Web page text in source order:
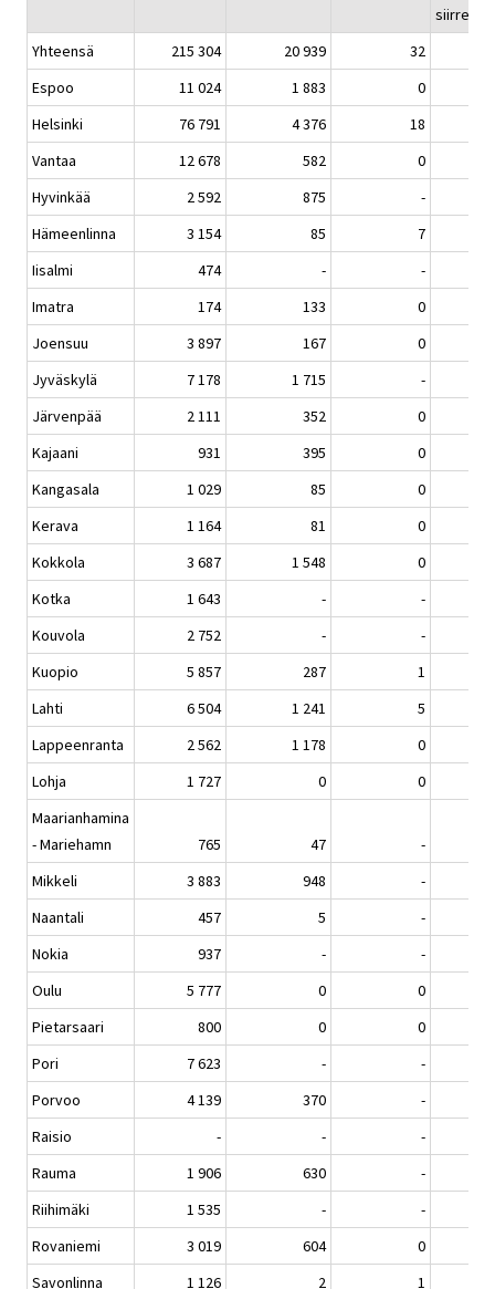
siirretyt
Yhteensä
215 304 20 939 32
Espoo
11 024 1 883 0
Helsinki
76 791 4 376 18
Vantaa
12 678 582 0
Hyvinkää
2 592 875
-
Hämeenlinna
3 154 85
7
Iisalmi
474 -
-
Imatra
174 133
0
Joensuu
3 897 167
0
Jyväskylä
7 178 1 715 -
Järvenpää
2 111 352
0
Kajaani
931 395 0
Kangasala
1 029 85
0
Kerava
1 164 81
0
Kokkola
3 687 1 548
0
Kotka
1 643 -
-
Kouvola
2 752 -
-
Kuopio
5 857 287 1
Lahti
6 504 1 241
5
Lappeenranta
2 562 1 178
0
Lohja
1 727 0
0
Maarianhamina
- Mariehamn
765 47 -
Mikkeli
3 883 948
-
Naantali
457 5
-
Nokia
937 -
-
Oulu
5 777 0
0
Pietarsaari
800 0
0
Pori
7 623 -
-
Porvoo
4 139 370
-
Raisio
- -
-
Rauma
1 906 630
-
Riihimäki
1 535 -
-
Rovaniemi
3 019 604
0
Savonlinna
1 126 2 1